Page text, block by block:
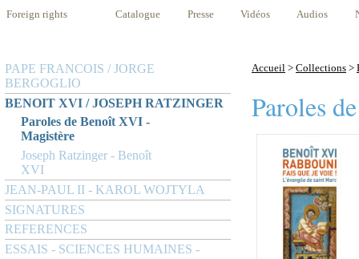
Foreign rights Catalogue Presse Vidéos Audios
PAPE FRANCOIS / JORGE
BERGOGLIO
BENOIT XVI / JOSEPH RATZINGER
Paroles de Benoît XVI -
Magistère
Joseph Ratzinger - Benoît
XVI
JEAN-PAUL II - KAROL WOJTYLA
SIGNATURES
REFERENCES
ESSAIS - SCIENCES HUMAINES -
Accueil > Collections >
Paroles